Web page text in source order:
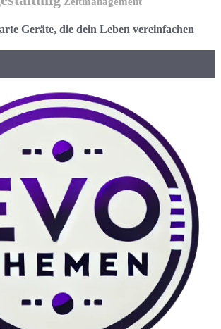
Geräte, die dein Leben vereinfachen